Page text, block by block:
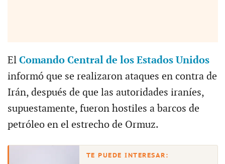
El Comando Central de los Estados Unidos
informó que se realizaron ataques en contra de
Irán, después de que las autoridades iraníes,
supuestamente, fueron hostiles a barcos de
petróleo en el estrecho de Ormuz.